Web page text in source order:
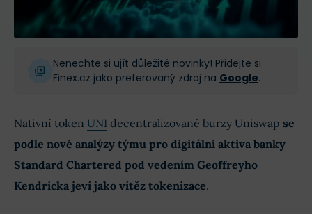
Nenechte si ujít důležité novinky! Přidejte si
Finex.cz jako preferovaný zdroj na Google.
Nativní token UNI decentralizované burzy Uniswap se
podle nové analýzy týmu pro digitální aktiva banky
Standard Chartered pod vedením Geoffreyho
Kendricka jeví jako vítěz tokenizace.